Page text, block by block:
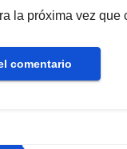
la próxima vez que